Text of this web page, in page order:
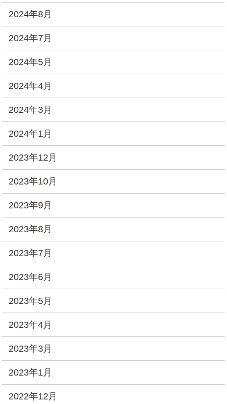
2024年8月
2024年7月
2024年5月
2024年4月
2024年3月
2024年1月
2023年12月
2023年10月
2023年9月
2023年8月
2023年7月
2023年6月
2023年5月
2023年4月
2023年3月
2023年1月
2022年12月